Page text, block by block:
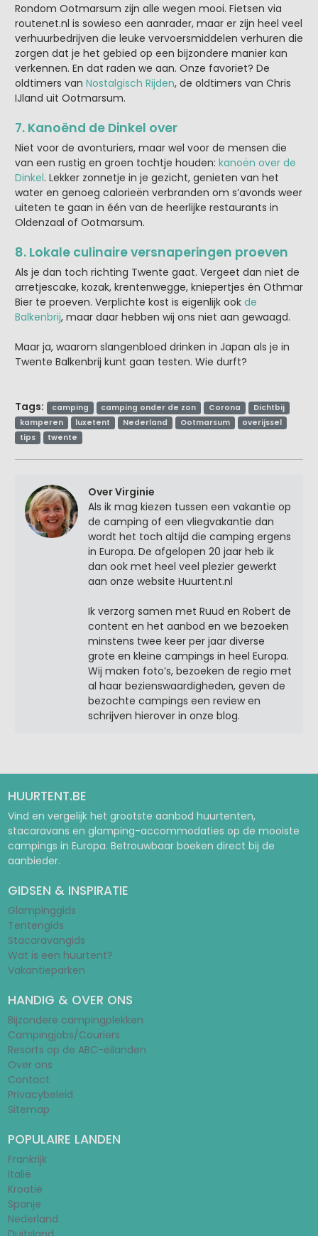
Rondom Ootmarsum zijn alle wegen mooi. Fietsen via
routenet.nl is sowieso een aanrader, maar er zijn heel veel
verhuurbedrijven die leuke vervoersmiddelen verhuren die
zorgen dat je het gebied op een bijzondere manier kan
verkennen. En dat raden we aan. Onze favoriet? De
oldtimers van Nostalgisch Rijden, de oldtimers van Chris
IJland uit Ootmarsum.
7. Kanoënd de Dinkel over
Niet voor de avonturiers, maar wel voor de mensen die
van een rustig en groen tochtje houden: kanoën over de
Dinkel. Lekker zonnetje in je gezicht, genieten van het
water en genoeg calorieën verbranden om s’avonds weer
uiteten te gaan in één van de heerlijke restaurants in
Oldenzaal of Ootmarsum.
8. Lokale culinaire versnaperingen proeven
Als je dan toch richting Twente gaat. Vergeet dan niet de
arretjescake, kozak, krentenwegge, kniepertjes én Othmar
Bier te proeven. Verplichte kost is eigenlijk ook de
Balkenbrij, maar daar hebben wij ons niet aan gewaagd.
Maar ja, waarom slangenbloed drinken in Japan als je in
Twente Balkenbrij kunt gaan testen. Wie durft?
Tags: camping camping onder de zon Corona
Dichtbij
kamperen
luxetent Nederland Ootmarsum
overijssel
tips
twente
Over Virginie
Als ik mag kiezen tussen een vakantie op
de camping of een vliegvakantie dan
wordt het toch altijd die camping ergens
in Europa. De afgelopen 20 jaar heb ik
dan ook met heel veel plezier gewerkt
aan onze website Huurtent.nl
Ik verzorg samen met Ruud en Robert de
content en het aanbod en we bezoeken
minstens twee keer per jaar diverse
grote en kleine campings in heel Europa.
Wij maken foto’s, bezoeken de regio met
al haar bezienswaardigheden, geven de
bezochte campings een review en
schrijven hierover in onze blog.
HUURTENT.BE
Vind en vergelijk het grootste aanbod huurtenten,
stacaravans en glamping-accommodaties op de mooiste
campings in Europa. Betrouwbaar boeken direct bij de
aanbieder.
GIDSEN & INSPIRATIE
Glampinggids
Tentengids
Stacaravangids
Wat is een huurtent?
Vakantieparken
HANDIG & OVER ONS
Bijzondere campingplekken
Campingjobs/Couriers
Resorts op de ABC-eilanden
Over ons
Contact
Privacybeleid
Sitemap
POPULAIRE LANDEN
Frankrijk
Italië
Kroatië
Spanje
Nederland